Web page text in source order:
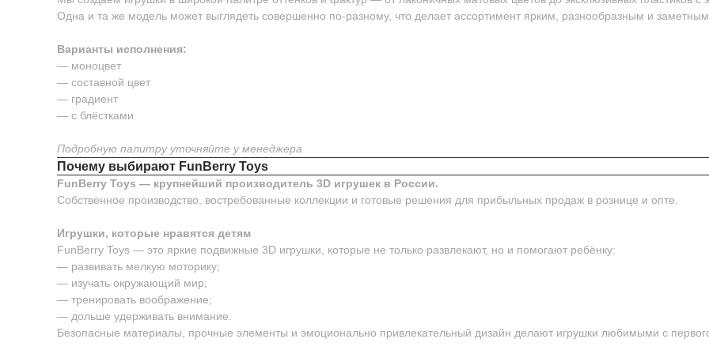
Одна и та же модель может выглядеть совершенно по-разному, что делает ассортимент ярким, разнообразным и заметным
Варианты исполнения:
— моноцвет
— составной цвет
— градиент
— с блёстками
Подробную палитру уточняйте у менеджера
Почему выбирают FunBerry Toys
FunBerry Toys — крупнейший производитель 3D игрушек в России.
Собственное производство, востребованные коллекции и готовые решения для прибыльных продаж в рознице и опте.
Игрушки, которые нравятся детям
FunBerry Toys — это яркие подвижные 3D игрушки, которые не только развлекают, но и помогают ребёнку:
— развивать мелкую моторику;
— изучать окружающий мир;
— тренировать воображение;
— дольше удерживать внимание.
Безопасные материалы, прочные элементы и эмоционально привлекательный дизайн делают игрушки любимыми с первого